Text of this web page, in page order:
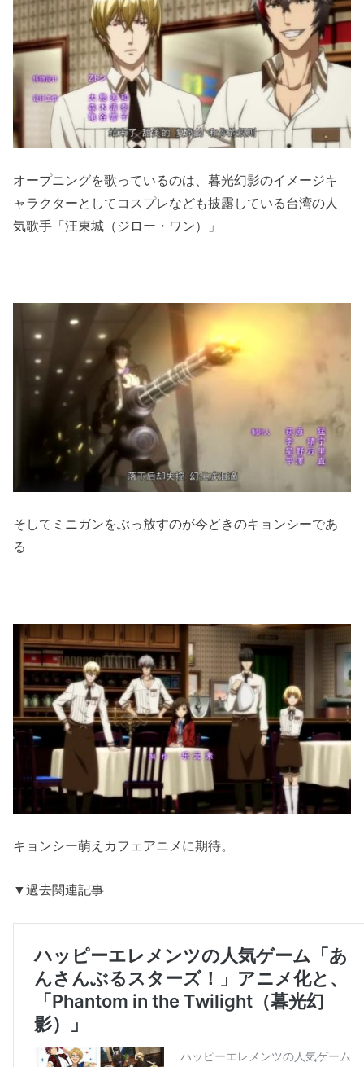
オープニングを歌っているのは、暮光幻影のイメージキ
ャラクターとしてコスプレなども披露している台湾の人
気歌手「汪東城（ジロー・ワン）」
そしてミニガンをぶっ放すのが今どきのキョンシーであ
る
キョンシー萌えカフェアニメに期待。
▼過去関連記事